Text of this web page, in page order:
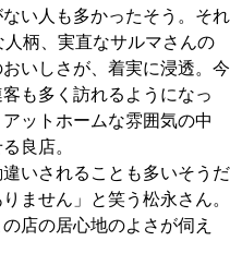
い人も多かったそう。それ
柄、実直なサルマさんの
いしさが、着実に浸透。今
も多く訪れるようになっ
ットホームな雰囲気の中
良店。
いされることも多いそうだ
ません」と笑う松永さん。
店の居心地のよさが伺え